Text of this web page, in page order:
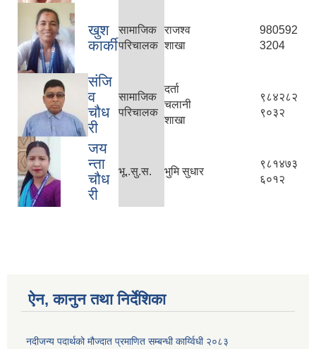
खुश
कार्की
सामाजिक
परिचालक
राजश्व
शाखा
980592
3204
संजि
व
चौध
री
सामाजिक
परिचालक
दर्ता
चलानी
शाखा
९८४२८२
९०३२
जय
न्ता
चौध
री
भू..सु.स. भुमि सुधार
९८१४७३
६०१२
ऐन, कानुन तथा निर्देशिका
नदीजन्य पदार्थको मौज्दात प्रमाणित सम्बन्धी कार्य्विधी २०८३